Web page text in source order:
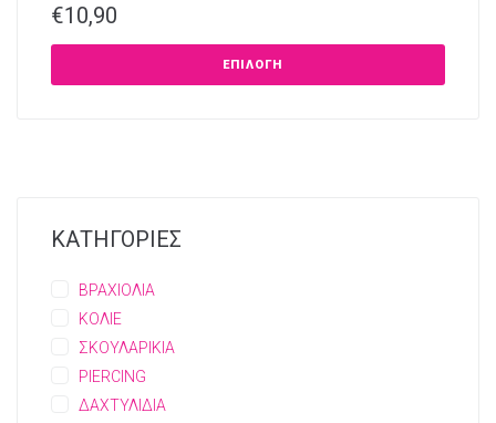
€10,90
ΕΠΙΛΟΓΉ
ΚΑΤΗΓΟΡΙΕΣ
ΒΡΑΧΙΟΛΙΑ
ΚΟΛΙΕ
ΣΚΟΥΛΑΡΙΚΙΑ
PIERCING
ΔΑΧΤΥΛΙΔΙΑ